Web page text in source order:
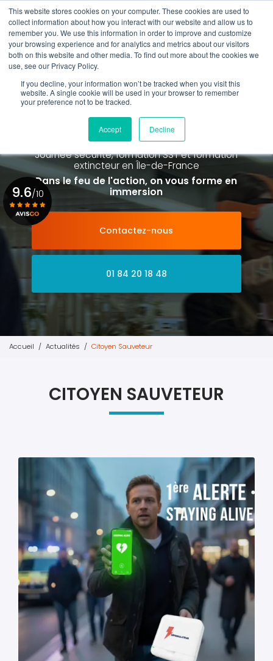
This website stores cookies on your computer. These cookies are used to
collect information about how you interact with our website and allow us to
remember you. We use this information in order to improve and customize
your browsing experience and for analytics and metrics about our visitors
both on this website and other media. To find out more about the cookies we
use, see our Privacy Policy.
If you decline, your information won’t be tracked when you visit this
website. A single cookie will be used in your browser to remember
your preference not to be tracked.
Accept Decline
Aller
au
contenu
principal
01 84 20 18 48
Rappel gratuit
Spécialiste de la formation SST et
de la Formation Incendie
à Paris La Défense depuis 2015
Journée sécurité, formation SST et formation
extincteuren Île-de-France
Dans le feu de l'action, on vous forme en
immersion
Contactez-nous
01 84 20 18 48
9.6/10
Voir le certificat
Accueil Actualités Citoyen Sauveteur
CITOYEN SAUVETEUR